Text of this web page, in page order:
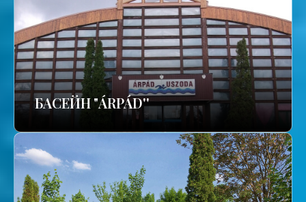
БАСЕЙН "ÁRPÁD''